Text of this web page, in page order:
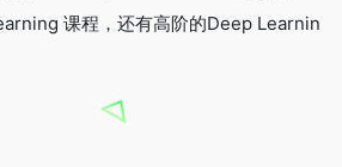
课程，还有高阶的Deep Learnin